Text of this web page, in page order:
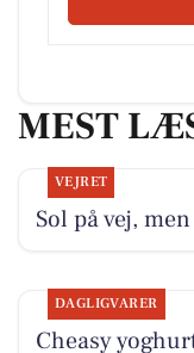
MEST
VEJRET
Sol på vej,
DAGLIGVARER
Cheasy